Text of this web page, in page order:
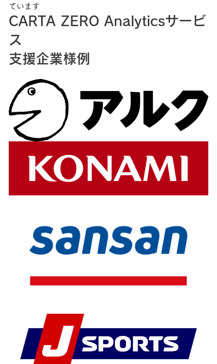
ています
CARTA ZERO Analyticsサービ
ス
支援企業様例